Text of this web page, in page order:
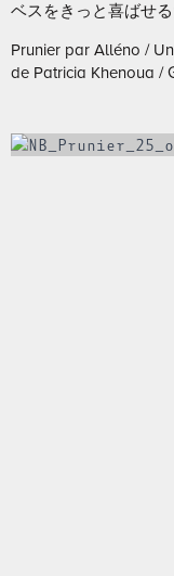
ベスをきっと喜ばせ
Prunier par Alléno /
de Patricia Khenoua /